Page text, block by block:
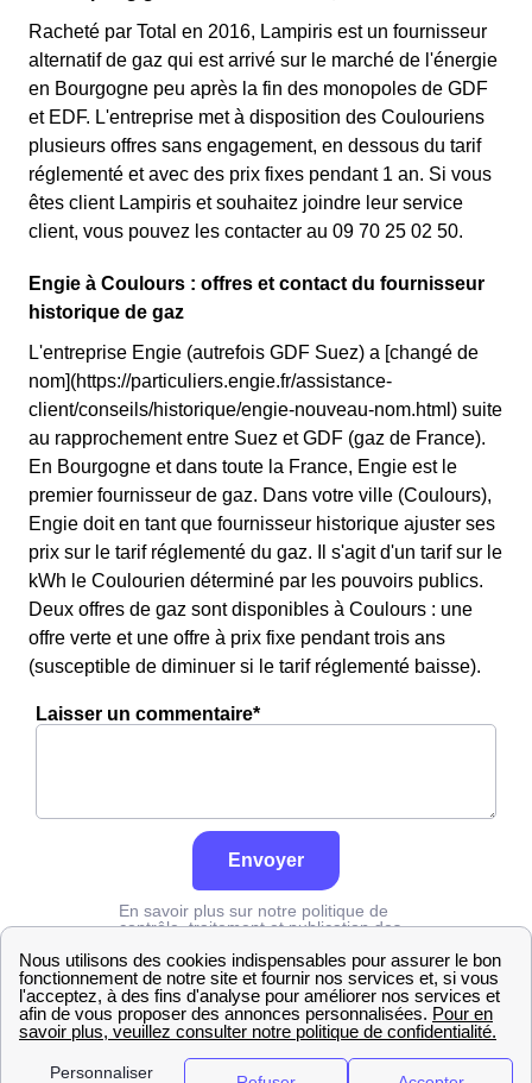
Racheté par Total en 2016, Lampiris est un fournisseur
alternatif de gaz qui est arrivé sur le marché de l'énergie
en Bourgogne peu après la fin des monopoles de GDF
et EDF. L'entreprise met à disposition des Coulouriens
plusieurs offres sans engagement, en dessous du tarif
réglementé et avec des prix fixes pendant 1 an. Si vous
êtes client Lampiris et souhaitez joindre leur service
client, vous pouvez les contacter au 09 70 25 02 50.
Engie à Coulours : offres et contact du fournisseur
historique de gaz
L'entreprise Engie (autrefois GDF Suez) a [changé de
nom](https://particuliers.engie.fr/assistance-
client/conseils/historique/engie-nouveau-nom.html) suite
au rapprochement entre Suez et GDF (gaz de France).
En Bourgogne et dans toute la France, Engie est le
premier fournisseur de gaz. Dans votre ville (Coulours),
Engie doit en tant que fournisseur historique ajuster ses
prix sur le tarif réglementé du gaz. Il s'agit d'un tarif sur le
kWh le Coulourien déterminé par les pouvoirs publics.
Deux offres de gaz sont disponibles à Coulours : une
offre verte et une offre à prix fixe pendant trois ans
(susceptible de diminuer si le tarif réglementé baisse).
Laisser un commentaire*
Envoyer
En savoir plus sur notre politique de
contrôle, traitement et publication des
Engie Yonne Coulours